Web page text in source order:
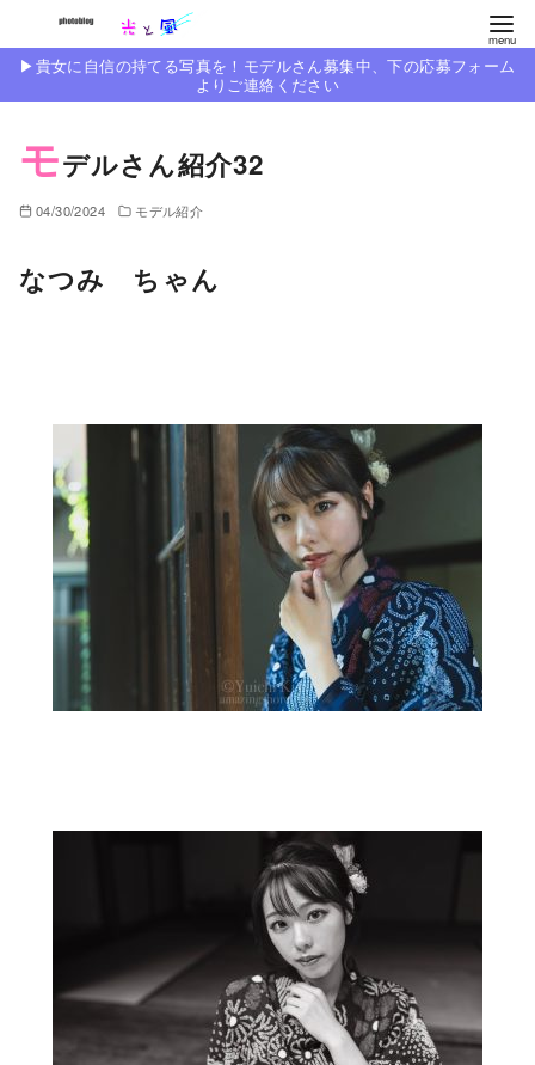
ン
▶︎貴女に自信の持てる写真を！モデルさん募集中、下の応募フォーム
よりご連絡ください
モデルさん紹介32
04/30/2024 モデル紹介
なつみ ちゃん